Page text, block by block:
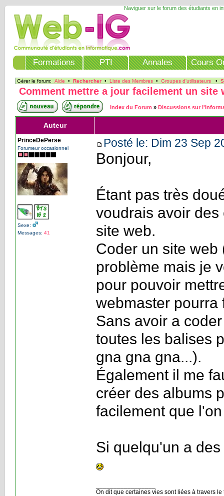
Naviguer sur le forum des étudiants en
Formations PTI Annales Cours
Gérer le forum: Aide • Rechercher• Liste des Membres• Groupes d'utilisateurs•
Comment mettre a jour facilement un site
Index du Forum » Discussions sur
Auteur
PrinceDePerse
Forumeur occasionnel
Sexe:
Messages: 41
Posté le: Dim 23 Sep
Bonjour,
Étant pas très
voudrais avoir
site web.
Coder un site web
problème mais je
pour pouvoir
webmaster pourra
Sans avoir a
toutes les balises
gna gna gna...).
Également il me
créer des albums
facilement que
Si quelqu'un a
On dit que certaines vies sont liées à travers